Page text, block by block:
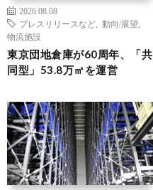
2026.08.08
プレスリリースなど
動向/展望
物流施設
東京団地倉庫が60周年、「共
同型」53.8万㎡を運営